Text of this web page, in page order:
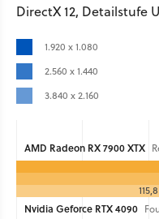
DirectX 12, Detailstufe
1.920 x 1.080
2.560 x 1.440
3.840 x 2.160
AMD Radeon RX 7900 XTX
115,8
Nvidia Geforce RTX 4090